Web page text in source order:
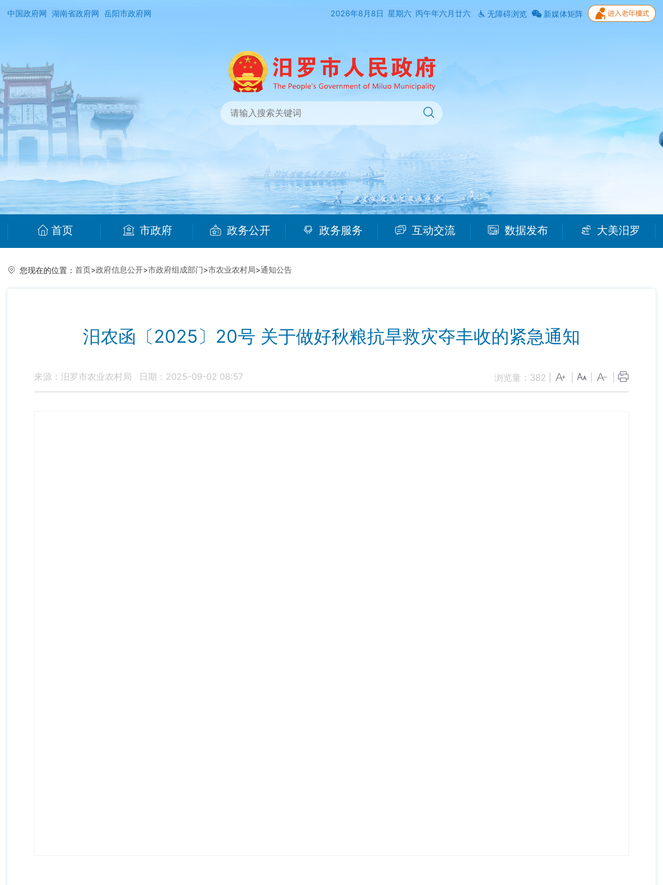
中国政府网 湖南省政府网 岳阳市政府网 2026年8月8日 星期六 丙午年六月廿六 无障碍浏览 新媒体矩阵
首页 市政府 政务公开 政务服务 互动交流 数据发布 大美汨罗
您现在的位置： 首页>政府信息公开>市政府组成部门>市农业农村局>通知公告
汨农函〔2025〕20号 关于做好秋粮抗旱救灾夺丰收的紧急通知
来源：汨罗市农业农村局 日期：2025-09-02 08:57 浏览量： 382